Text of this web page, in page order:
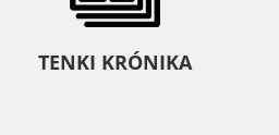
TENKI KRÓNIKA